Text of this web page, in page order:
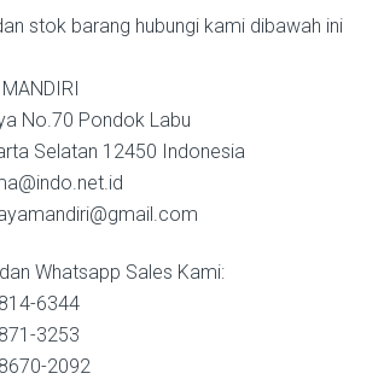
stok barang hubungi kami dibawah ini
No.70 Pondok Labu
Selatan 12450 Indonesia
Whatsapp Sales Kami:
6344
3253
2092